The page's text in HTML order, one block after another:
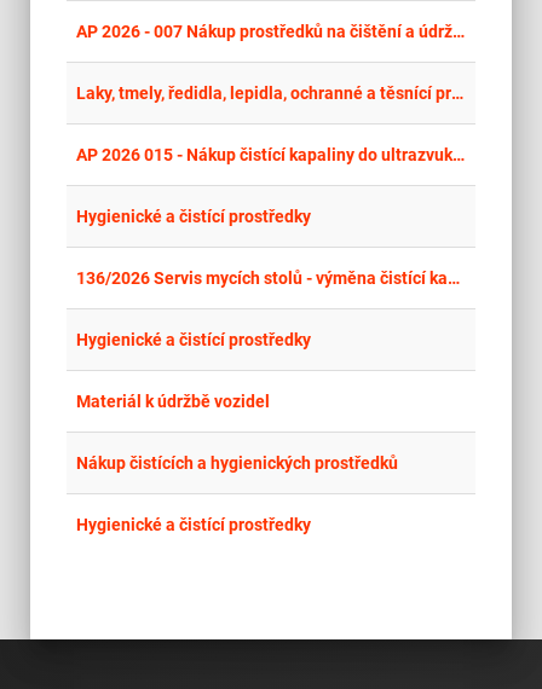
AP 2026 - 007 Nákup prostředků na čištění a údržbu ručních zbraní
Laky, tmely, ředidla, lepidla, ochranné a těsnící prostředky, konzervační prostředky, nátěrové barvy
AP 2026 015 - Nákup čistící kapaliny do ultrazvukové čističky
Hygienické a čistící prostředky
136/2026 Servis mycích stolů - výměna čistící kapaliny D-SOL
Hygienické a čistící prostředky
Materiál k údržbě vozidel
Nákup čistících a hygienických prostředků
Hygienické a čistící prostředky